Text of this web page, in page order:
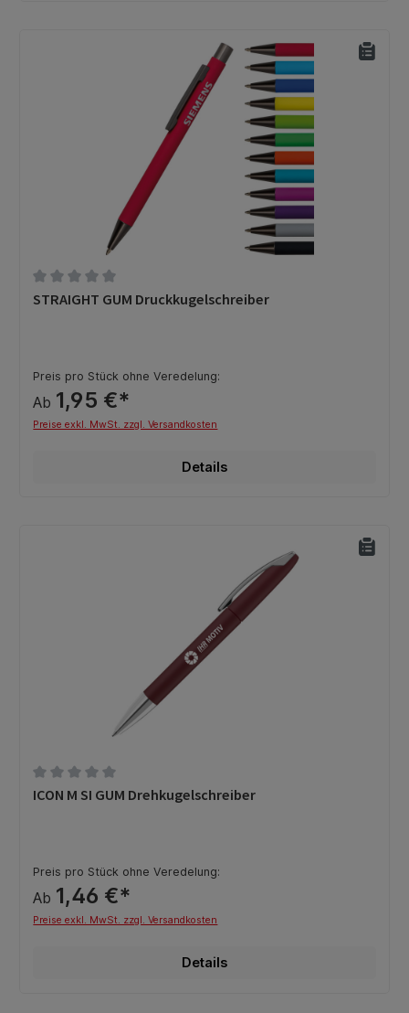
Durchschnittliche Bewertung von 0 von 5 Sternen
STRAIGHT GUM Druckkugelschreiber
Preis pro Stück ohne Veredelung:
Ab 1,95 €*
Preise exkl. MwSt. zzgl. Versandkosten
Details
Durchschnittliche Bewertung von 0 von 5 Sternen
ICON M SI GUM Drehkugelschreiber
Preis pro Stück ohne Veredelung:
Ab 1,46 €*
Preise exkl. MwSt. zzgl. Versandkosten
Details